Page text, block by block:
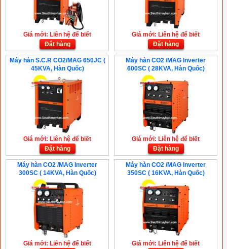
Giá mới: Liên hệ để biết
Đặt hàng
Giá mới: Liên hệ để biết
Đặt hàng
Máy hàn S.C.R CO2/MAG 650JC (
45KVA, Hàn Quốc)
Giá mới: Liên hệ để biết
Đặt hàng
Máy hàn CO2 /MAG Inverter
600SC ( 28KVA, Hàn Quốc)
Giá mới: Liên hệ để biết
Đặt hàng
Máy hàn CO2 /MAG Inverter
300SC ( 14KVA, Hàn Quốc)
Giá mới: Liên hệ để biết
Máy hàn CO2 /MAG Inverter
350SC ( 16KVA, Hàn Quốc)
Giá mới: Liên hệ để biết